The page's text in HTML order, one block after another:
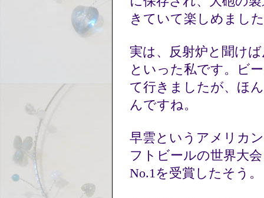
きていて楽しめまし
実は、反射炉と聞け
といった私です。ビ
て行きましたが、ほ
んですね。
早雲というアメリカ
フトビールの世界大
No.1を受賞したそう